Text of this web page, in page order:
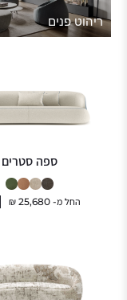
ריהוט פנים
ספה סטרים
החל מ-25,680
₪